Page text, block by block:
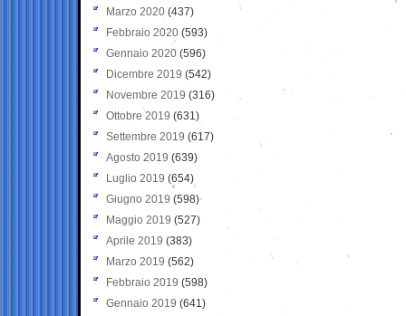
Marzo 2020 (437)
Febbraio 2020 (593)
Gennaio 2020 (596)
Dicembre 2019 (542)
Novembre 2019 (316)
Ottobre 2019 (631)
Settembre 2019 (617)
Agosto 2019 (639)
Luglio 2019 (654)
Giugno 2019 (598)
Maggio 2019 (527)
Aprile 2019 (383)
Marzo 2019 (562)
Febbraio 2019 (598)
Gennaio 2019 (641)